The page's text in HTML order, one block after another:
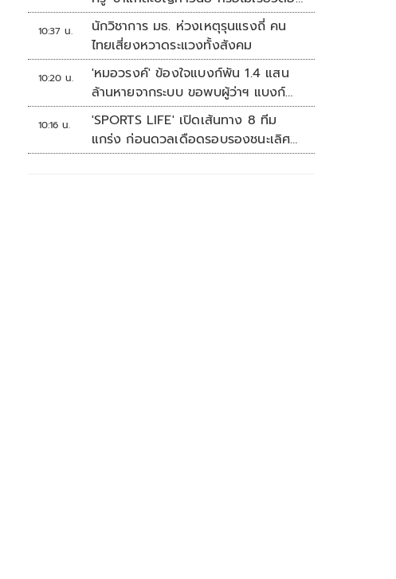
กลับมา?
10:37 น.
นักวิชาการ มธ. ห่วงเหตุรุนแรงถี่ คน
ไทยเสี่ยงหวาดระแวงทั้งสังคม
10:20 น.
'หมอวรงค์' ข้องใจแบงก์พัน 1.4 แสน
ล้านหายจากระบบ ขอพบผู้ว่าฯ แบงก์
ชาติ
10:16 น.
'SPORTS LIFE' เปิดเส้นทาง 8 ทีม
แกร่ง ก่อนดวลเดือดรอบรองชนะเลิศ
ศึก 'วอลเลย์บอลนักเรียน แชมป์